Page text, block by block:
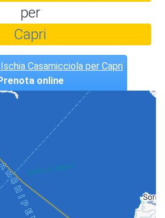
per
Capri
Casamicciola per Capri
online